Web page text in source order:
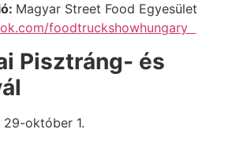
: Magyar Street Food Egyesület
foodtruckshowhungary
Pisztráng- és
október 1.